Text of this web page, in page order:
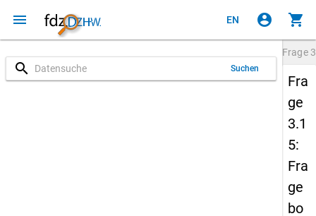
menu EN account_circle shopping_cart
search Suchen
Frage
Fra
ge
3.1
5:
Fra
ge
bo